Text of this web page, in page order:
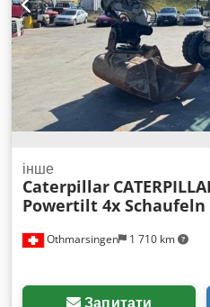
Othmarsingen 1 710 km
інше
Caterpillar
Powertilt 4x Schaufeln
Запитати